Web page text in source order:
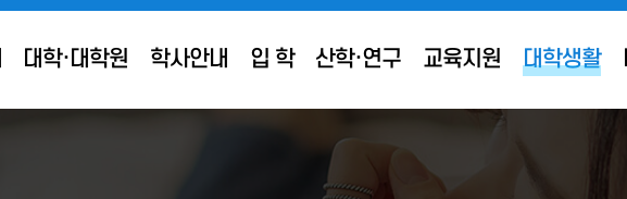
대학·대학원 학사안내 입 학 산학·연구 교육지원 대학생활